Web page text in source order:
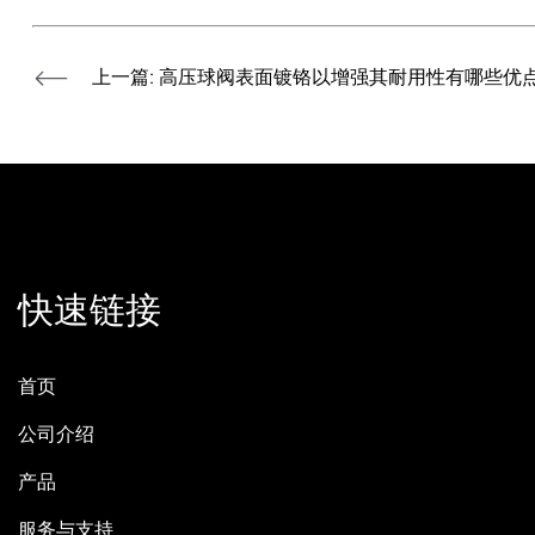
上一篇: 高压球阀表面镀铬以增强其耐用性有哪些优
快速链接
首页
公司介绍
产品
服务与支持